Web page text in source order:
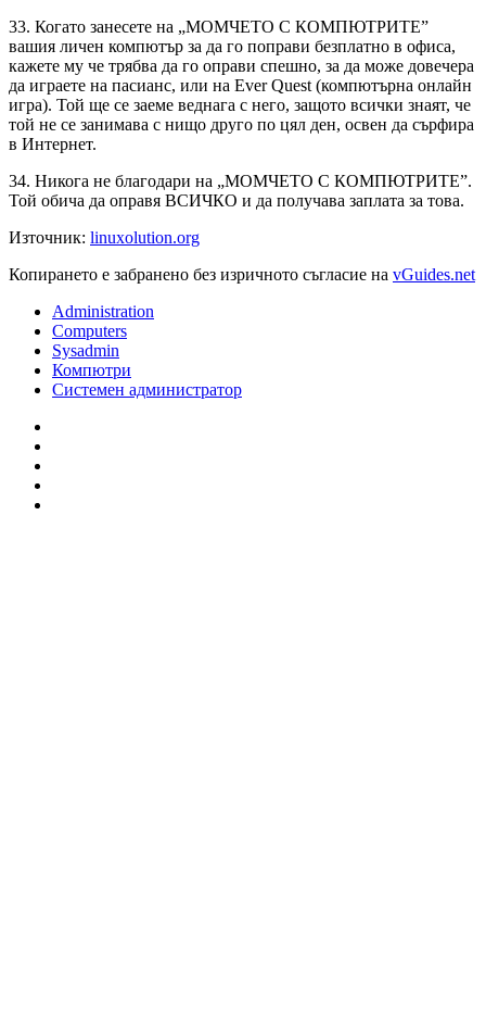
33. Когато занесете на „МОМЧЕТО С КОМПЮТРИТЕ”
вашия личен компютър за да го поправи безплатно в офиса,
кажете му че трябва да го оправи спешно, за да може довечера
да играете на пасианс, или на Ever Quest (компютърна онлайн
игра). Той ще се заеме веднага с него, защото всички знаят, че
той не се занимава с нищо друго по цял ден, освен да сърфира
в Интернет.
34. Никога не благодари на „МОМЧЕТО С КОМПЮТРИТЕ”.
Той обича да оправя ВСИЧКО и да получава заплата за това.
Източник: linuxolution.org
Копирането е забранено без изричното съгласие на vGuides.net
Administration
Computers
Sysadmin
Компютри
Системен администратор